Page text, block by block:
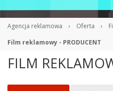
Agencja reklamowa › Oferta ›
Film reklamowy - PRODUCENT
FILM